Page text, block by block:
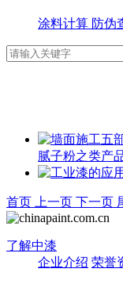
涂料计算 防伪
腻子粉之类产
首页 上一页 下一页
了解中漆
企业介绍 荣誉